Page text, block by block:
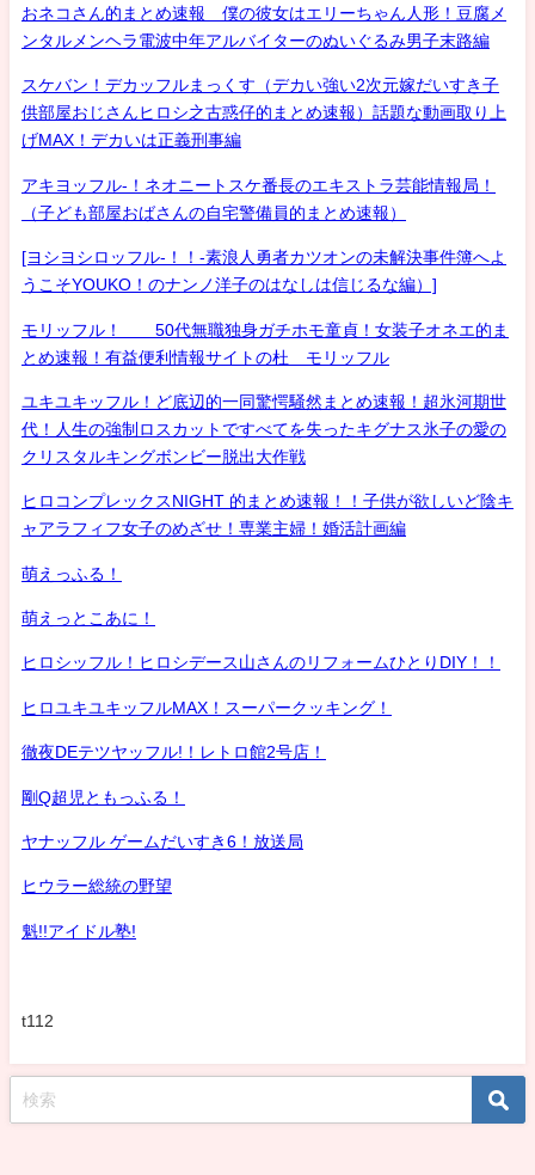
おネコさん的まとめ速報 僕の彼女はエリーちゃん人形！豆腐メ
ンタルメンヘラ電波中年アルバイターのぬいぐるみ男子末路編
スケバン！デカッフルまっくす（デカい強い2次元嫁だいすき子
供部屋おじさんヒロシ之古惑仔的まとめ速報）話題な動画取り上
げMAX！デカいは正義刑事編
アキヨッフル-！ネオニートスケ番長のエキストラ芸能情報局！
（子ども部屋おばさんの自宅警備員的まとめ速報）
[ヨシヨシロッフル-！！-素浪人勇者カツオンの未解決事件簿へよ
うこそYOUKO！のナンノ洋子のはなしは信じるな編）]
モリッフル！ 50代無職独身ガチホモ童貞！女装子オネエ的ま
とめ速報！有益便利情報サイトの杜 モリッフル
ユキユキッフル！ど底辺的一同驚愕騒然まとめ速報！超氷河期世
代！人生の強制ロスカットですべてを失ったキグナス氷子の愛の
クリスタルキングボンビー脱出大作戦
ヒロコンプレックスNIGHT 的まとめ速報！！子供が欲しいど陰キ
ャアラフィフ女子のめざせ！専業主婦！婚活計画編
萌えっふる！
萌えっとこあに！
ヒロシッフル！ヒロシデース山さんのリフォームひとりDIY！！
ヒロユキユキッフルMAX！スーパークッキング！
徹夜DEテツヤッフル!！レトロ館2号店！
剛Q超児ともっふる！
ヤナッフル ゲームだいすき6！放送局
ヒウラー総統の野望
魁!!アイドル塾!
t112